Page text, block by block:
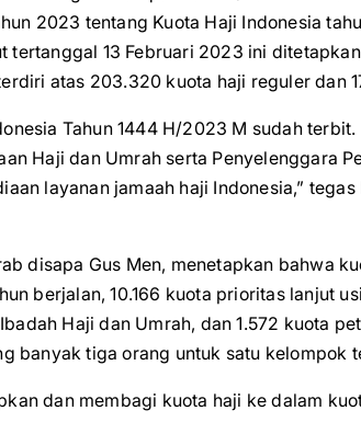
2023 tentang Kuota Haji Indonesia
tertanggal 13 Februari 2023 ini
atas 203.320 kuota haji reguler dan
Tahun 1444 H/2023 M sudah
Haji dan Umrah serta Penyelenggara
layanan jamaah haji Indonesia,”
disapa Gus Men, menetapkan bahwa
berjalan, 10.166 kuota prioritas lanjut
Haji dan Umrah, dan 1.572 kuota
banyak tiga orang untuk satu kelompok
dan membagi kuota haji ke dalam